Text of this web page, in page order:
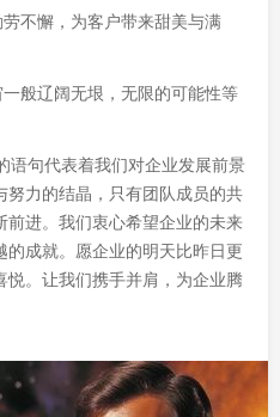
不懈，为客户带来甜美与满
般辽阔无垠，无限的可能性等
语句代表着我们对企业发展前景
努力的结晶，只有团队成员的共
前进。我们衷心希望企业的未来
成就。愿企业的明天比昨日更
悦。让我们携手并肩，为企业腾